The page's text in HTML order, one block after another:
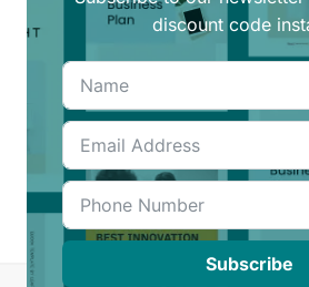
discount code
Subscribe